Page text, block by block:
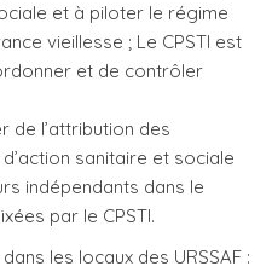
et à piloter le régime
vieillesse ; Le CPSTI est
et de contrôler
de l’attribution des
sanitaire et sociale
indépendants dans le
par le CPSTI.
les locaux des URSSAF :